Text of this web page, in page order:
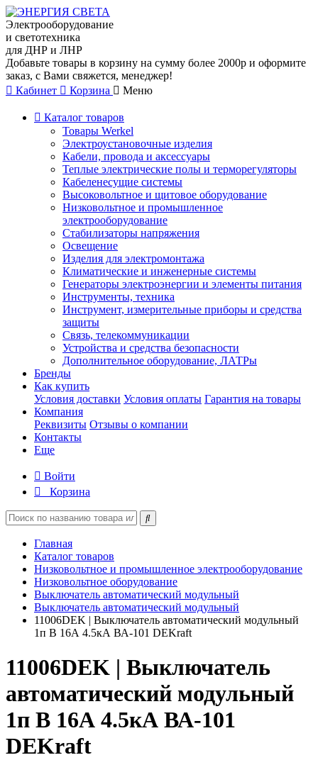
Электрооборудование
и светотехника
для ДНР и ЛНР
Добавьте товары в корзину на сумму более 2000р и оформите
заказ, с Вами свяжется, менеджер!
Кабинет
Корзина Меню
Каталог товаров
Товары Werkel
Электроустановочные изделия
Кабели, провода и аксессуары
Теплые электрические полы и терморегуляторы
Кабеленесущие системы
Высоковольтное и щитовое оборудование
Низковольтное и промышленное
электрооборудование
Стабилизаторы напряжения
Освещение
Изделия для электромонтажа
Климатические и инженерные системы
Генераторы электроэнергии и элементы питания
Инструменты, техника
Инструмент, измерительные приборы и средства
защиты
Связь, телекоммуникации
Устройства и средства безопасности
Дополнительное оборудование, ЛАТРы
Бренды
Как купить
Условия доставки Условия оплаты Гарантия на товары
Компания
Реквизиты Отзывы о компании
Контакты
Еще
Войти
Корзина
Главная
Каталог товаров
Низковольтное и промышленное электрооборудование
Низковольтное оборудование
Выключатель автоматический модульный
Выключатель автоматический модульный
11006DEK | Выключатель автоматический модульный
1п B 16А 4.5кА ВА-101 DEKraft
11006DEK | Выключатель
автоматический модульный
1п B 16А 4.5кА ВА-101
DEKraft